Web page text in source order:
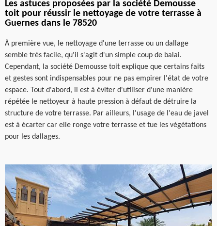
Les astuces proposées par la société Demousse
toit pour réussir le nettoyage de votre terrasse à
Guernes dans le 78520
À première vue, le nettoyage d'une terrasse ou un dallage
semble très facile, qu'il s'agit d'un simple coup de balai.
Cependant, la société Demousse toit explique que certains faits
et gestes sont indispensables pour ne pas empirer l'état de votre
espace. Tout d'abord, il est à éviter d'utiliser d'une manière
répétée le nettoyeur à haute pression à défaut de détruire la
structure de votre terrasse. Par ailleurs, l'usage de l'eau de javel
est à écarter car elle ronge votre terrasse et tue les végétations
pour les dallages.